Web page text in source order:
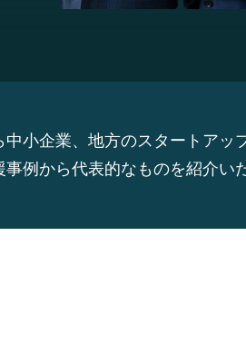
中小企業、地方のスタートアッ
例から代表的なものを紹介い